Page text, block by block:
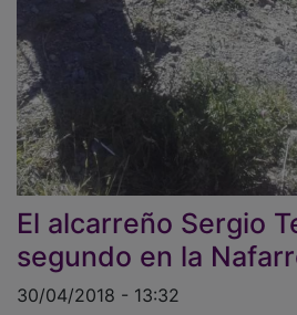
El alcarreño Sergio
segundo en la
30/04/2018 - 13:32